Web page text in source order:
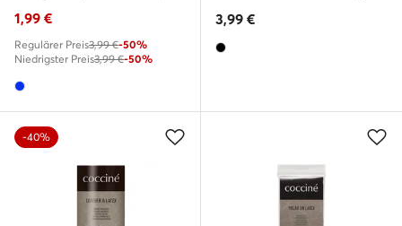
1,99 €
Regulärer Preis3,99 €-50%
Niedrigster Preis3,99 €-50%
3,99 €
-40%